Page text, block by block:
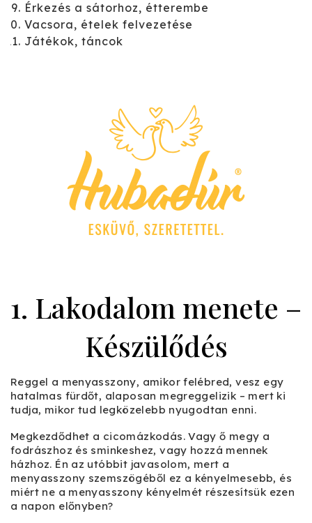
Érkezés a sátorhoz, étterembe
Vacsora, ételek felvezetése
Játékok, táncok
1. Lakodalom menete –
Készülődés
Reggel a menyasszony, amikor felébred, vesz egy
hatalmas fürdőt, alaposan megreggelizik – mert ki
tudja, mikor tud legközelebb nyugodtan enni.
Megkezdődhet a cicomázkodás. Vagy ő megy a
fodrászhoz és sminkeshez, vagy hozzá mennek
házhoz. Én az utóbbit javasolom, mert a
menyasszony szemszögéből ez a kényelmesebb, és
miért ne a menyasszony kényelmét részesítsük ezen
a napon előnyben?